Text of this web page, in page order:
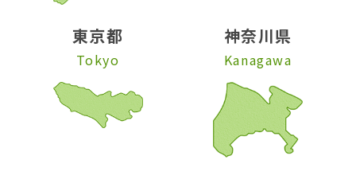
東京都
Tokyo
神奈川県
Kanagawa